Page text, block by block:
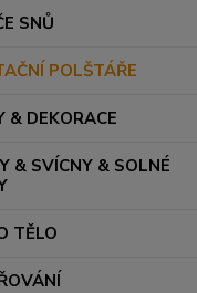
SNŮ
POLŠTÁŘE
& DEKORACE
& SVÍCNY & SOLNÉ
TĚLO